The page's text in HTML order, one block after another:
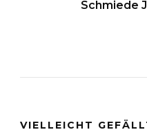
Schmiede
VIELLEICHT